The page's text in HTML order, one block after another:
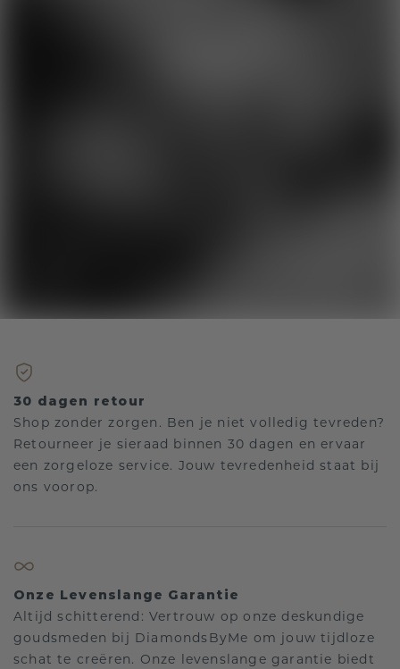
30 dagen retour
Shop zonder zorgen. Ben je niet volledig tevreden?
Retourneer je sieraad binnen 30 dagen en ervaar
een zorgeloze service. Jouw tevredenheid staat bij
ons voorop.
Onze Levenslange Garantie
Altijd schitterend: Vertrouw op onze deskundige
goudsmeden bij DiamondsByMe om jouw tijdloze
schat te creëren. Onze levenslange garantie biedt